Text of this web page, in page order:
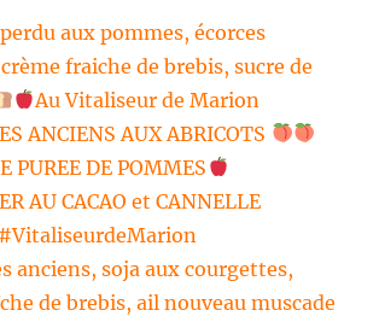
aux pommes, écorces
fraiche de brebis, sucre de
Au Vitaliseur de Marion
ANCIENS AUX ABRICOTS
PUREE DE POMMES
AU CACAO et CANNELLE
anciens, soja aux courgettes,
de brebis, ail nouveau muscade